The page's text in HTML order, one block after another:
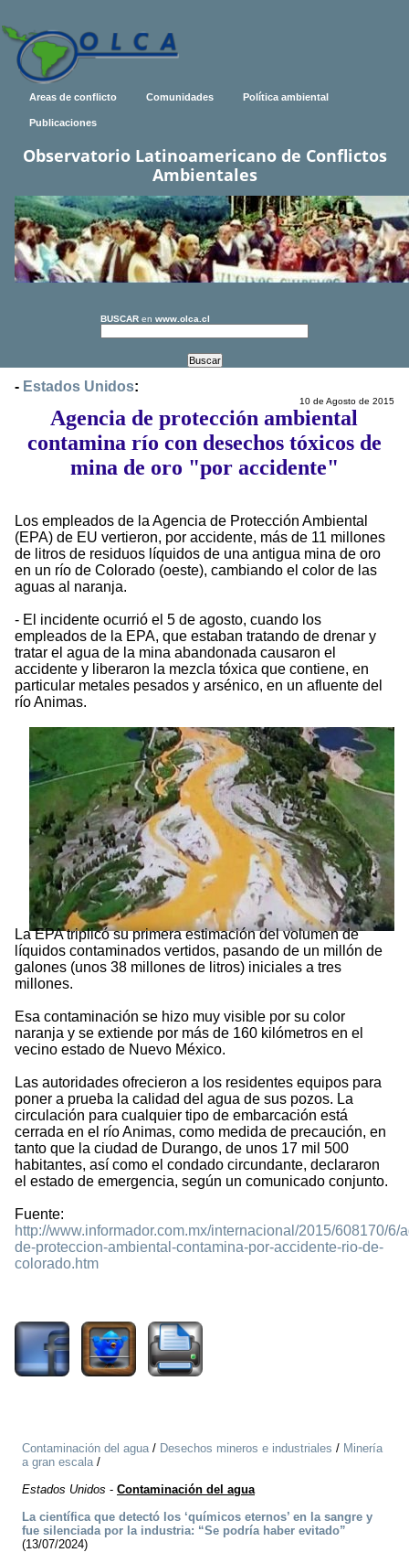
Areas de conflicto Comunidades Política ambiental
Publicaciones
Observatorio Latinoamericano de Conflictos
Ambientales
BUSCAR en www.olca.cl
- Estados Unidos:
10 de Agosto de 2015
Agencia de protección ambiental
contamina río con desechos tóxicos de
mina de oro "por accidente"
Los empleados de la Agencia de Protección Ambiental
(EPA) de EU vertieron, por accidente, más de 11 millones
de litros de residuos líquidos de una antigua mina de oro
en un río de Colorado (oeste), cambiando el color de las
aguas al naranja.
- El incidente ocurrió el 5 de agosto, cuando los
empleados de la EPA, que estaban tratando de drenar y
tratar el agua de la mina abandonada causaron el
accidente y liberaron la mezcla tóxica que contiene, en
particular metales pesados y arsénico, en un afluente del
río Animas.
La EPA triplicó su primera estimación del volumen de
líquidos contaminados vertidos, pasando de un millón de
galones (unos 38 millones de litros) iniciales a tres
millones.
Esa contaminación se hizo muy visible por su color
naranja y se extiende por más de 160 kilómetros en el
vecino estado de Nuevo México.
Las autoridades ofrecieron a los residentes equipos para
poner a prueba la calidad del agua de sus pozos. La
circulación para cualquier tipo de embarcación está
cerrada en el río Animas, como medida de precaución, en
tanto que la ciudad de Durango, de unos 17 mil 500
habitantes, así como el condado circundante, declararon
el estado de emergencia, según un comunicado conjunto.
Fuente:
http://www.informador.com.mx/internacional/2015/608170/6/
de-proteccion-ambiental-contamina-por-accidente-rio-de-
colorado.htm
Contaminación del agua/ Desechos mineros e industriales / Minería
a gran escala/
Estados Unidos - Contaminación del agua
La científica que detectó los ‘químicos eternos’ en la sangre y
fue silenciada por la industria: “Se podría haber evitado”
(13/07/2024)